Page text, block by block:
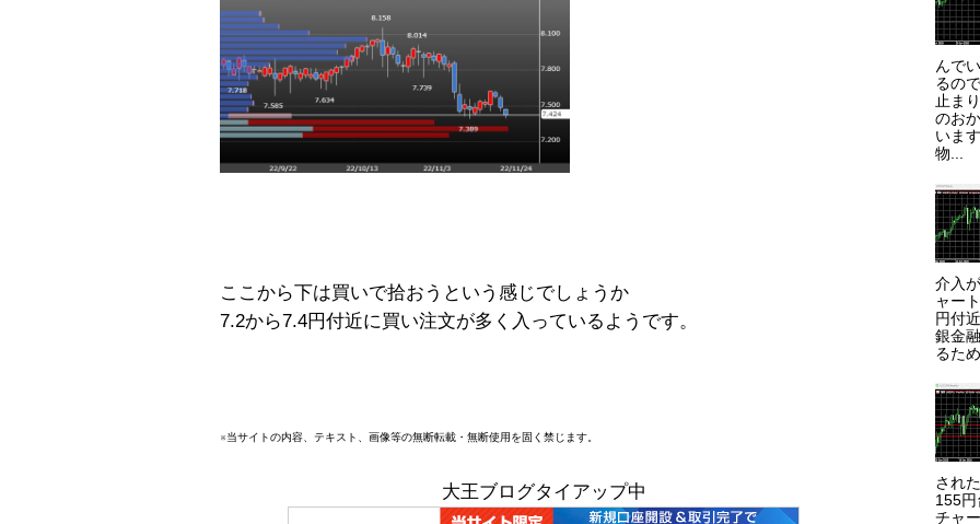
ここから下は買いで拾おうという感じでしょうか
7.2から7.4円付近に買い注文が多く入っているようです。
※当サイトの内容、テキスト、画像等の無断転載・無断使用を固く禁じます。
大王ブログタイアップ中
んで
るの
止ま
のお
いま
物...
介入
ャー
円付
銀金
るた
され
155
チャ